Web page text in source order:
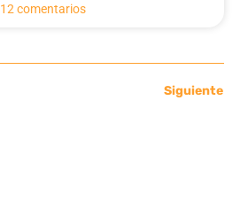
12 comentarios
Siguiente